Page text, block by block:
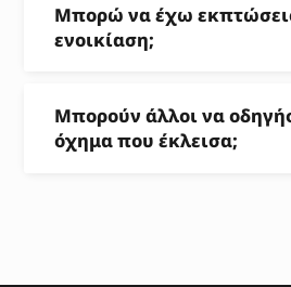
Μπορώ να έχω
ενοικίαση;
Μπορούν άλλοι να
όχημα που έκλεισα;